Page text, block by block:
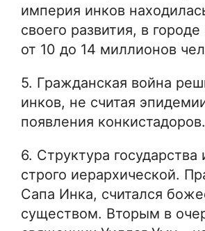
империя инков
своего развития, в
от 10 до 14 миллионов
5. Гражданская война
инков, не считая
появления конкистадоров.
6. Структура
строго иерархической.
Сапа Инка, считался
существом. Вторым в